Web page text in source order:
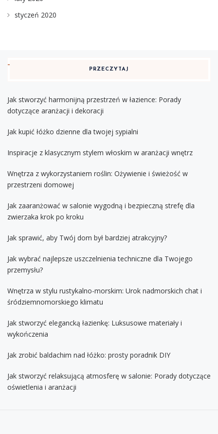
styczeń 2020
PRZECZYTAJ
Jak stworzyć harmonijną przestrzeń w łazience: Porady
dotyczące aranżacji i dekoracji
Jak kupić łóżko dzienne dla twojej sypialni
Inspiracje z klasycznym stylem włoskim w aranżacji wnętrz
Wnętrza z wykorzystaniem roślin: Ożywienie i świeżość w
przestrzeni domowej
Jak zaaranżować w salonie wygodną i bezpieczną strefę dla
zwierzaka krok po kroku
Jak sprawić, aby Twój dom był bardziej atrakcyjny?
Jak wybrać najlepsze uszczelnienia techniczne dla Twojego
przemysłu?
Wnętrza w stylu rustykalno-morskim: Urok nadmorskich chat i
śródziemnomorskiego klimatu
Jak stworzyć elegancką łazienkę: Luksusowe materiały i
wykończenia
Jak zrobić baldachim nad łóżko: prosty poradnik DIY
Jak stworzyć relaksującą atmosferę w salonie: Porady dotyczące
oświetlenia i aranżacji